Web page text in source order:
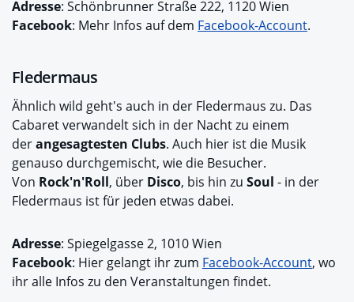
Adresse: Schönbrunner Straße 222, 1120 Wien
Facebook: Mehr Infos auf dem Facebook-Account.
Fledermaus
Ähnlich wild geht's auch in der Fledermaus zu. Das
Cabaret verwandelt sich in der Nacht zu einem
derangesagtesten Clubs. Auch hier ist die Musik
genauso durchgemischt, wie die Besucher.
Von Rock'n'Roll, über Disco, bis hin zu Soul - in der
Fledermaus ist für jeden etwas dabei.
Adresse: Spiegelgasse 2, 1010 Wien
Facebook: Hier gelangt ihr zum Facebook-Account, wo
ihr alle Infos zu den Veranstaltungen findet.